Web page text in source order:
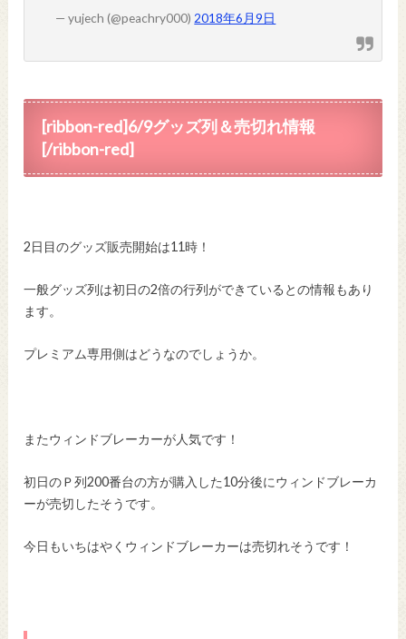
— yujech (@peachry000) 2018年6月9日
[ribbon-red]6/9グッズ列＆売切れ情報
[/ribbon-red]
2日目のグッズ販売開始は11時！
一般グッズ列は初日の2倍の行列ができているとの情報もあり
ます。
プレミアム専用側はどうなのでしょうか。
またウィンドブレーカーが人気です！
初日のＰ列200番台の方が購入した10分後にウィンドブレーカ
ーが売切したそうです。
今日もいちはやくウィンドブレーカーは売切れそうです！